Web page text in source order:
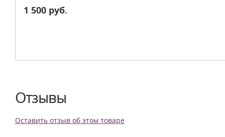
1 500 руб.
Отзывы
Оставить отзыв об этом товаре